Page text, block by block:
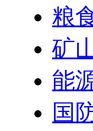
粮
矿
能
国